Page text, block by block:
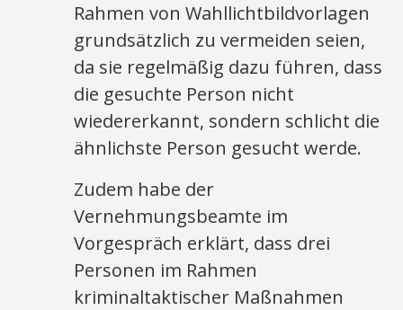
Rahmen von Wahllichtbildvorlagen
grundsätzlich zu vermeiden seien,
da sie regelmäßig dazu führen, dass
die gesuchte Person nicht
wiedererkannt, sondern schlicht die
ähnlichste Person gesucht werde.
Zudem habe der
Vernehmungsbeamte im
Vorgespräch erklärt, dass drei
Personen im Rahmen
kriminaltaktischer Maßnahmen